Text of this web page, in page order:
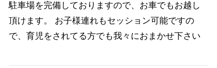
駐車場を完備しておりますので、お車でもお越し
頂けます。 お子様連れもセッション可能ですの
で、育児をされてる方でも我々におまかせ下さい